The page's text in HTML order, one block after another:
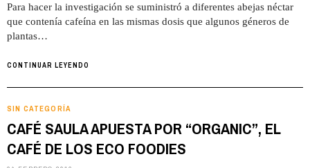
Para hacer la investigación se suministró a diferentes abejas néctar
que contenía cafeína en las mismas dosis que algunos géneros de
plantas…
CONTINUAR LEYENDO
SIN CATEGORÍA
CAFÉ SAULA APUESTA POR “ORGANIC”, EL
CAFÉ DE LOS ECO FOODIES